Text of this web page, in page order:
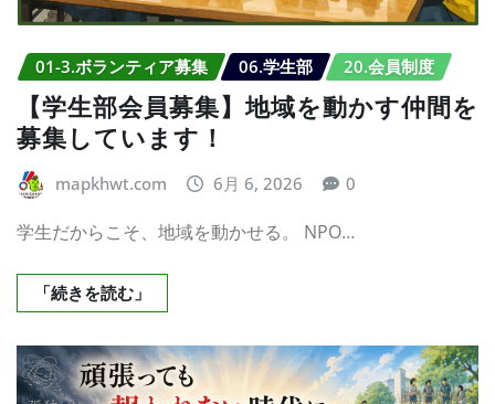
01-3.ボランティア募集 06.学生部 20.会員制度
【学生部会員募集】地域を動かす仲間を
募集しています！
mapkhwt.com 6月 6, 2026 0
学生だからこそ、地域を動かせる。 NPO…
「続きを読む」